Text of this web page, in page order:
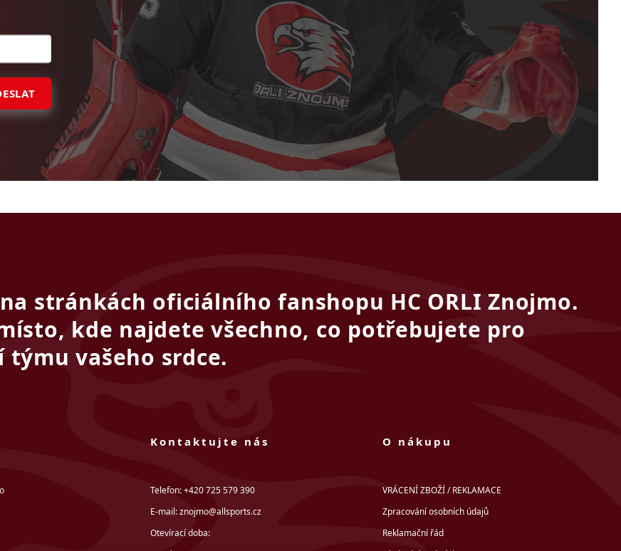
stránkách oficiálního fanshopu HC ORLI Znojmo.
kde najdete všechno, co potřebujete pro
týmu vašeho srdce.
Kontaktujte nás
Telefon: +420 725 579 390
E-mail: znojmo@allsports.cz
Otevírací doba:
O nákupu
VRÁCENÍ ZBOŽÍ / REKLAMACE
Zpracování osobních údajů
Reklamační řád